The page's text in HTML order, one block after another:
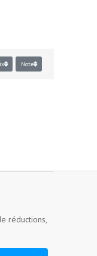
Note
réductions,